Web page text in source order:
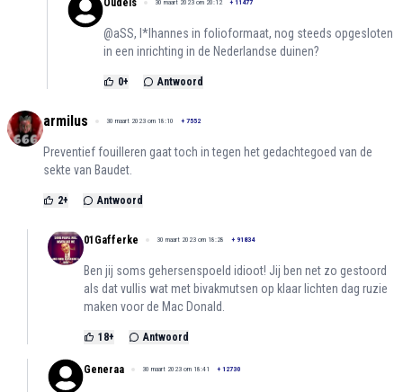
Oudeis 30 maart 2023 om 20:12 + 11477
@aSS, l*lhannes in folioformaat, nog steeds opgesloten
in een inrichting in de Nederlandse duinen?
0+ Antwoord
armilus 30 maart 2023 om 18:10 + 7552
Preventief fouilleren gaat toch in tegen het gedachtegoed van de
sekte van Baudet.
2+ Antwoord
01Gafferke 30 maart 2023 om 18:28 + 91834
Ben jij soms gehersenspoeld idioot! Jij ben net zo gestoord
als dat vullis wat met bivakmutsen op klaar lichten dag ruzie
maken voor de Mac Donald.
18+ Antwoord
Generaa 30 maart 2023 om 18:41 + 12730